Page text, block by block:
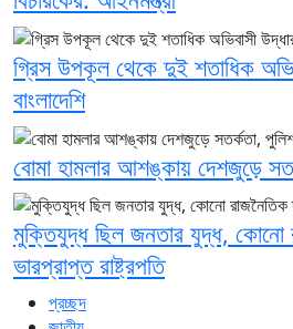
প্রচ্ছদ
গ্রিস উপকূল থেকে দুই শতাধিক
বাংলাদেশি
বোমা হামলার আশঙ্কায় দেশজুড়ে
মুক্তিযুদ্ধ ছিল জনতার যুদ্ধ, কোনো
ভারপ্রাপ্ত রাষ্ট্রপতি